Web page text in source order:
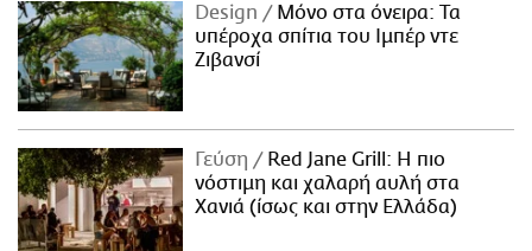
Design
Μόνο στα όνειρα: Τα
υπέροχα σπίτια του Ιμπέρ ντε
Ζιβανσί
Γεύση
Red Jane Grill: Η πιο
νόστιμη και χαλαρή αυλή στα
Χανιά (ίσως και στην Ελλάδα)